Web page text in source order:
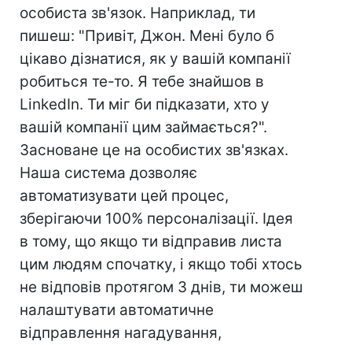
особиста зв'язок. Наприклад, ти
пишеш: "Привіт, Джон. Мені було б
цікаво дізнатися, як у вашій компанії
робиться те-то. Я тебе знайшов в
LinkedIn. Ти міг би підказати, хто у
вашій компанії цим займається?".
Засноване це на особистих зв'язках.
Наша система дозволяє
автоматизувати цей процес,
зберігаючи 100% персоналізації. Ідея
в тому, що якщо ти відправив листа
цим людям спочатку, і якщо тобі хтось
не відповів протягом 3 днів, ти можеш
налаштувати автоматичне
відправлення нагадування,